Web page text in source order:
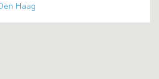
Haag